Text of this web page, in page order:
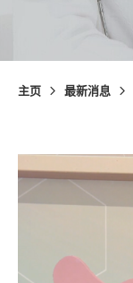
主页 最新消息